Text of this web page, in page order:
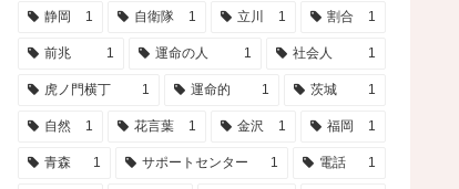
静岡 1 自衛隊 1 立川 1 割合 1
前兆 1 運命の人 1 社会人 1
虎ノ門横丁 1 運命的 1 茨城 1
自然 1 花言葉 1 金沢 1 福岡 1
青森 1 サポートセンター 1 電話 1